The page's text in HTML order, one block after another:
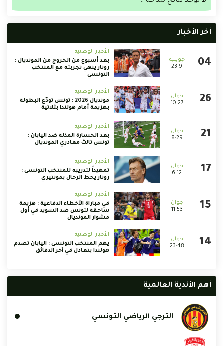
أخر الأخبار
23:9
الأخبار الوطنية
بعد أسبوع من الخروج من المونديال :
رونار ينهي تجربته مع المنتخب
التونسي
10:27
الأخبار الوطنية
مونديال 2026 : تونس تودّع البطولة
بهزيمة أمام هولندا بثلاثية
8:29
الأخبار الوطنية
بعد الخسارة المذلة ضد اليابان :
تونس ثالث مغادري المونديال
6:12
الأخبار الوطنية
تمهيداً لتدريبه للمنتخب التونسي :
رونار يحط الرحال بمونتيري
11:53
الأخبار الوطنية
في مباراة الأخطاء الدفاعية : هزيمة
ساحقة لتونس ضد السويد في أول
مشوار المونديال
23:48
الأخبار الوطنية
يهم المنتخب التونسي : اليابان تصدم
هولندا بتعادل في آخر الدقائق
أهم الأندية العالمية
الترجي الرياضي التونسي